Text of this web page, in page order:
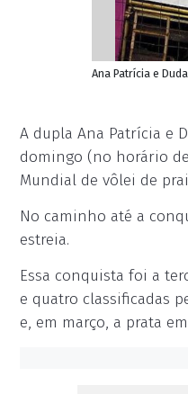
Ana Patrícia e
A dupla Ana Patrícia e
domingo (no horário
Mundial de vôlei de
No caminho até a
estreia.
Essa conquista foi a
e quatro classificadas
e, em março, a prata